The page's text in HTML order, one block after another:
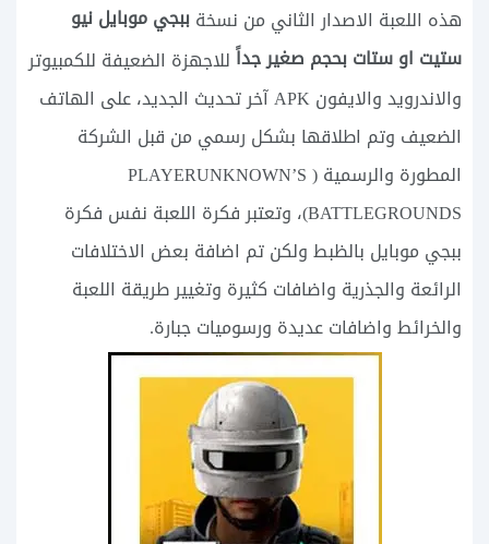
هذه اللعبة الاصدار الثاني من نسخةببجي موبايل نيو
ستيت او ستات بحجم صغير جداًللاجهزة الضعيفة للكمبيوتر
والاندرويد والايفون APK آخر تحديث الجديد، على الهاتف
الضعيف وتم اطلاقها بشكل رسمي من قبل الشركة
المطورة والرسمية ( PLAYERUNKNOWN’S
BATTLEGROUNDS)، وتعتبر فكرة اللعبة نفس فكرة
ببجي موبايل بالظبط ولكن تم اضافة بعض الاختلافات
الرائعة والجذرية واضافات كثيرة وتغيير طريقة اللعبة
والخرائط واضافات عديدة ورسوميات جبارة.